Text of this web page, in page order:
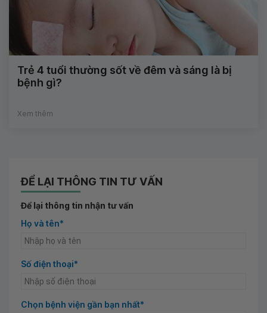
Trẻ 4 tuổi thường sốt về đêm và sáng là bị
bệnh gì?
Xem thêm
ĐỂ LẠI THÔNG TIN TƯ VẤN
Để lại thông tin nhận tư vấn
Họ và tên*
Số điện thoại*
Chọn bệnh viện gần bạn nhất*